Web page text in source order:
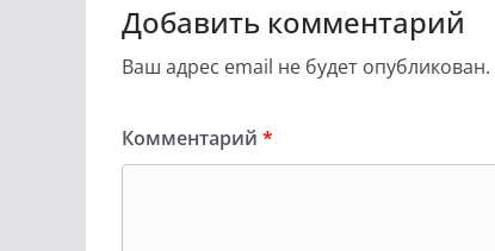
Добавить комментарий
Ваш адрес email не будет опубликован.
Комментарий *